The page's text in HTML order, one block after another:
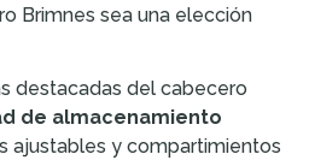
Brimnes sea una elección
destacadas del cabecero
de almacenamiento
ajustables y compartimientos